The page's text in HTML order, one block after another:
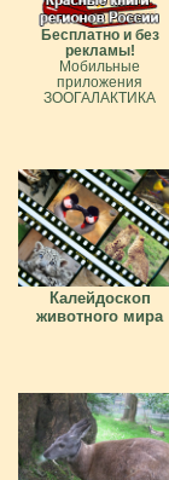
Бесплатно и без
рекламы!
Мобильные
приложения
ЗООГАЛАКТИКА
Калейдоскоп
животного мира